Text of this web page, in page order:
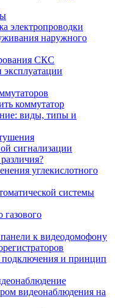
электропроводки
наружного
СКС
коммутатор
виды, типы и
сигнализации
углекислотного
системы
газового
к видеодомофону
и принцип
видеонаблюдения на